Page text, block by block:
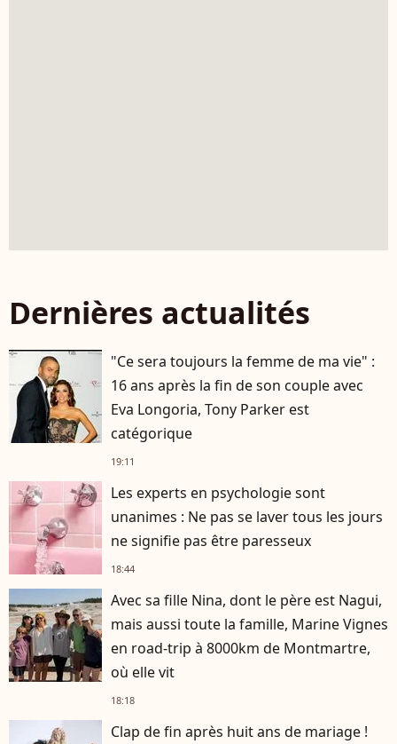
Dernières actualités
"Ce sera toujours la femme de ma vie" :
16 ans après la fin de son couple avec
Eva Longoria, Tony Parker est
catégorique
19:11
Les experts en psychologie sont
unanimes : Ne pas se laver tous les jours
ne signifie pas être paresseux
18:44
Avec sa fille Nina, dont le père est Nagui,
mais aussi toute la famille, Marine Vignes
en road-trip à 8000km de Montmartre,
où elle vit
18:18
Clap de fin après huit ans de mariage !